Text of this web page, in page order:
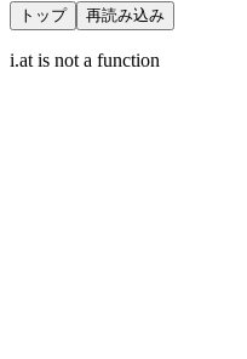
トップ 再読み込み
i.at is not a function